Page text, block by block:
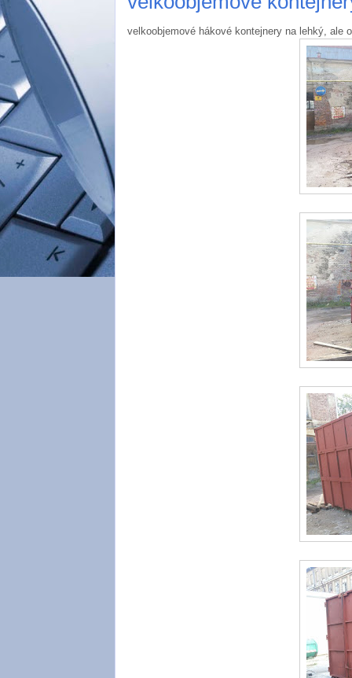
velkoobjemové hákové kontejnery na lehký, ale